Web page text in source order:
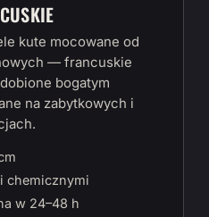
kute mocowane od
— francuskie
bogatym
na zabytkowych i
chemicznymi
w 24–48 h